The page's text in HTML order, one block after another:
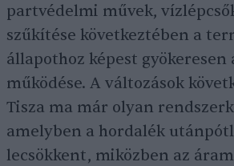
partvédelmi művek,
szűkítése következtében a
állapothoz képest
működése. A változások
Tisza ma már olyan
amelyben a hordalék
lecsökkent, miközben az